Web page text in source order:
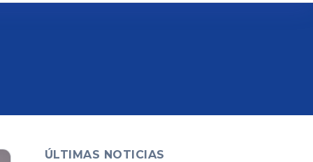
ÚLTIMAS NOTICIAS